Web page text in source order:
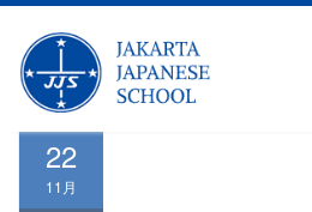
content
カテゴリー:
22
11月